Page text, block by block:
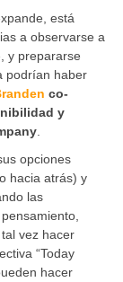
está
a observarse a
y prepararse
podrían haber
co-
y
opciones
hacia atrás) y
las
vez hacer
“Today
hacer